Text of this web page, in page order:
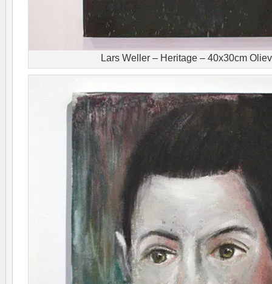
Lars Weller – Heritage – 40x30cm